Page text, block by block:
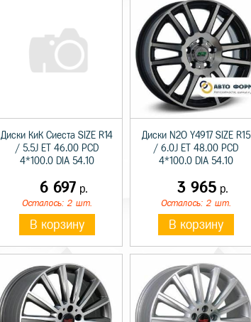
Диски КиК Сиеста SIZE R14
/ 5.5J ET 46.00 PCD
4*100.0 DIA 54.10
6 697 р.
Осталось: 2 шт.
В корзину
Диски N2O Y4917 SIZE R15
/ 6.0J ET 48.00 PCD
4*100.0 DIA 54.10
3 965 р.
Осталось: 2 шт.
В корзину